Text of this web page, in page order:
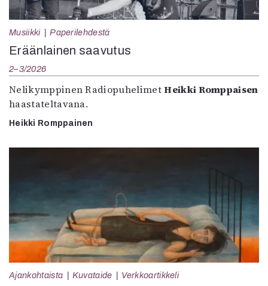
Musiikki Paperilehdestä
Eräänlainen saavutus
2–3/2026
Nelikymppinen RadiopuhelimetHeikki Romppaisen
haastateltavana.
Heikki Romppainen
Ajankohtaista Kuvataide Verkkoartikkeli